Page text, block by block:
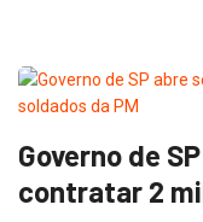
Governo de
contratar 2